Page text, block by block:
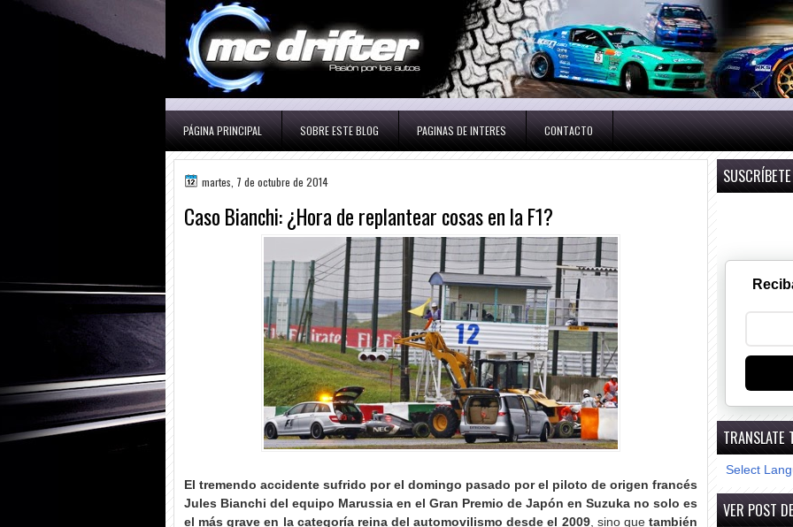
PÁGINA PRINCIPAL SOBRE ESTE BLOG PAGINAS DE INTERES CONTACTO
martes, 7 de octubre de 2014
Caso Bianchi: ¿Hora de replantear cosas en la F1?
El tremendo accidente sufrido por el domingo pasado por el piloto de origen francés
Jules Bianchi del equipo Marussia en el Gran Premio de Japón en Suzuka no solo es
el más grave en la categoría reina del automovilismo desde el 2009, sino quetambién
TRANSLATE
Select
VER POST